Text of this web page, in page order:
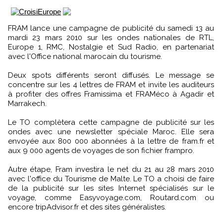
FRAM lance une campagne de publicité du samedi 13 au
mardi 23 mars 2010 sur les ondes nationales de RTL,
Europe 1, RMC, Nostalgie et Sud Radio, en partenariat
avec l'Office national marocain du tourisme.
Deux spots différents seront diffusés. Le message se
concentre sur les 4 lettres de FRAM et invite les auditeurs
à profiter des offres Framissima et FRAMéco à Agadir et
Marrakech.
Le TO complètera cette campagne de publicité sur les
ondes avec une newsletter spéciale Maroc. Elle sera
envoyée aux 800 000 abonnées à la lettre de fram.fr et
aux 9 000 agents de voyages de son fichier frampro.
Autre étape, Fram investira le net du 21 au 28 mars 2010
avec l'office du Tourisme de Malte. Le TO a choisi de faire
de la publicité sur les sites Internet spécialisés sur le
voyage, comme Easyvoyage.com, Routard.com ou
encore tripAdvisor.fr et des sites généralistes.